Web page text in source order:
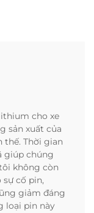
cho xe
sản xuất của
Thời gian
giúp chúng
không còn
cố pin,
giảm đáng
loại pin này